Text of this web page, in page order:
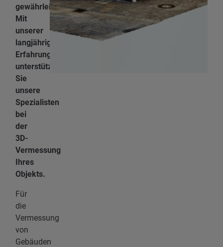
gewährleisten.
Mit
unserer
langjährigen
Erfahrung
unterstützen
Sie
unsere
Spezialisten
bei
der
3D-
Vermessung
Ihres
Objekts.
Für
die
Vermessung
von
Gebäuden